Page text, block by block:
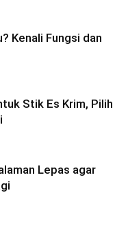
Kenali Fungsi dan
Stik Es Krim, Pilih
Lepas agar